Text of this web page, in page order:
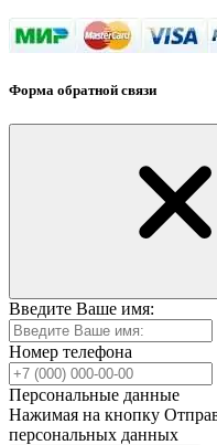
Форма обратной связи
Введите Ваше имя:
Номер телефона
Персональные данные
Нажимая на кнопку
персональных данных